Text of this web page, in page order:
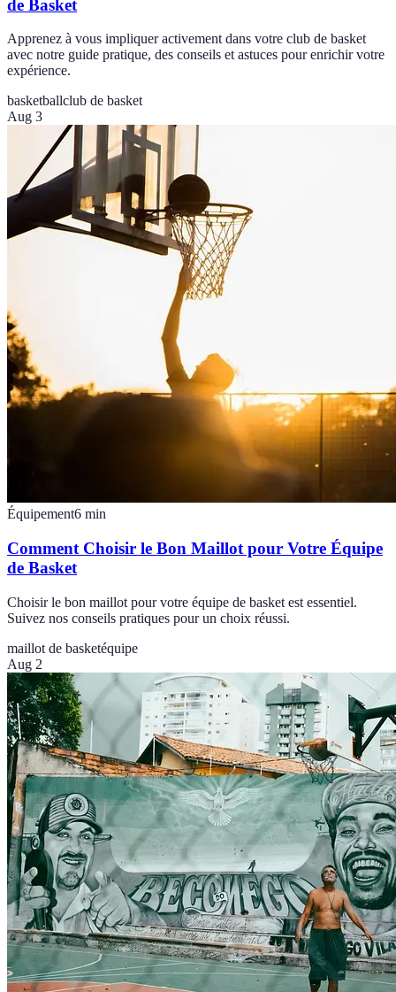
de Basket
Apprenez à vous impliquer activement dans votre club de basket
avec notre guide pratique, des conseils et astuces pour enrichir votre
expérience.
basketballclub de basket
Aug 3
Équipement6 min
Comment Choisir le Bon Maillot pour Votre Équipe
de Basket
Choisir le bon maillot pour votre équipe de basket est essentiel.
Suivez nos conseils pratiques pour un choix réussi.
maillot de basketéquipe
Aug 2